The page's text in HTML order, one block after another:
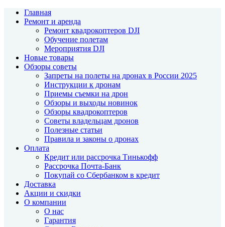
Главная
Ремонт и аренда
Ремонт квадрокоптеров DJI
Обучение полетам
Мероприятия DJI
Новые товары
Обзоры советы
Запреты на полеты на дронах в России 2025
Инструкции к дронам
Приемы съемки на дрон
Обзоры и выходы новинок
Обзоры квадрокоптеров
Советы владельцам дронов
Полезные статьи
Правила и законы о дронах
Оплата
Кредит или рассрочка Тинькофф
Рассрочка Почта-Банк
Покупай со Сбербанком в кредит
Доставка
Акции и скидки
О компании
О нас
Гарантия